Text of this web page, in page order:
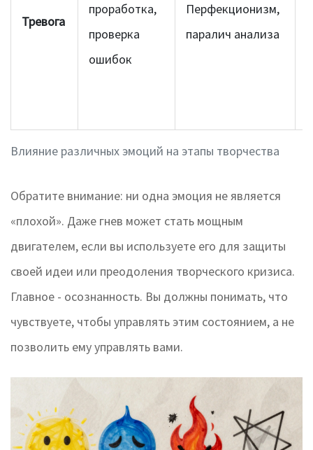
Влияние различных эмоций на этапы творчества
Тревога
проработка,
проверка
ошибок
Перфекционизм,
паралич анализа
Обратите внимание: ни одна эмоция не является
«плохой». Даже гнев может стать мощным
двигателем, если вы используете его для защиты
своей идеи или преодоления творческого кризиса.
Главное - осознанность. Вы должны понимать, что
чувствуете, чтобы управлять этим состоянием, а не
позволить ему управлять вами.